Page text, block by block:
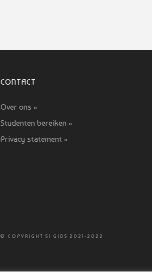
CONTACT
Over ons »
Studenten bereiken »
Privacy statement »
© COPYRIGHT SI GIDS 2021-2022